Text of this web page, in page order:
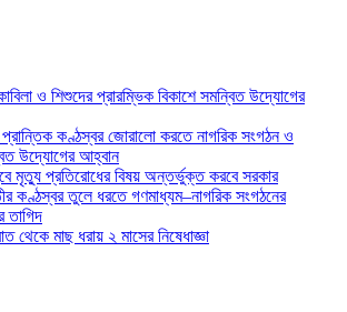
ও শিশুদের প্রারম্ভিক বিকাশে সমন্বিত উদ্যোগের
প্রান্তিক কণ্ঠস্বর জোরালো করতে নাগরিক সংগঠন ও
উদ্যোগের আহ্বান
মৃত্যু প্রতিরোধের বিষয় অন্তর্ভুক্ত করবে সরকার
কণ্ঠস্বর তুলে ধরতে গণমাধ্যম–নাগরিক সংগঠনের
তাগিদ
থেকে মাছ ধরায় ২ মাসের নিষেধাজ্ঞা